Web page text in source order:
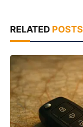
RELATED POSTS